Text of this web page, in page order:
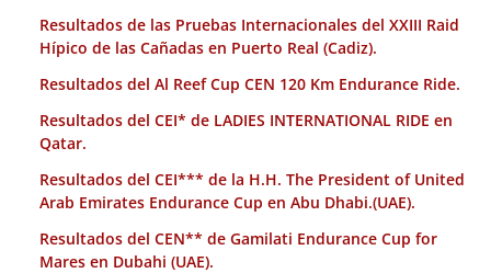
Resultados de las Pruebas Internacionales del XXIII Raid
Hípico de las Cañadas en Puerto Real (Cadiz).
Resultados del Al Reef Cup CEN 120 Km Endurance Ride.
Resultados del CEI* de LADIES INTERNATIONAL RIDE en
Qatar.
Resultados del CEI*** de la H.H. The President of United
Arab Emirates Endurance Cup en Abu Dhabi.(UAE).
Resultados del CEN** de Gamilati Endurance Cup for
Mares en Dubahi (UAE).